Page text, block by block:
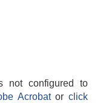
not configured to
Acrobatorclick